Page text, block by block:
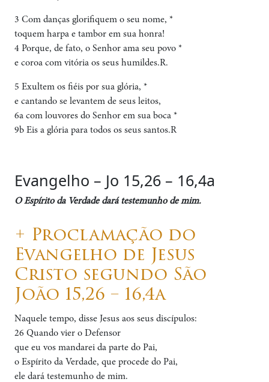
3 Com danças glorifiquem o seu nome, *
toquem harpa e tambor em sua honra!
4 Porque, de fato, o Senhor ama seu povo *
e coroa com vitória os seus humildes.R.
5 Exultem os fiéis por sua glória, *
e cantando se levantem de seus leitos,
6a com louvores do Senhor em sua boca *
9b Eis a glória para todos os seus santos.R
Evangelho – Jo 15,26 – 16,4a
O Espírito da Verdade dará testemunho de mim.
+ Proclamação do
Evangelho de Jesus
Cristo segundo São
João 15,26 – 16,4a
Naquele tempo, disse Jesus aos seus discípulos:
26 Quando vier o Defensor
que eu vos mandarei da parte do Pai,
o Espírito da Verdade, que procede do Pai,
ele dará testemunho de mim.